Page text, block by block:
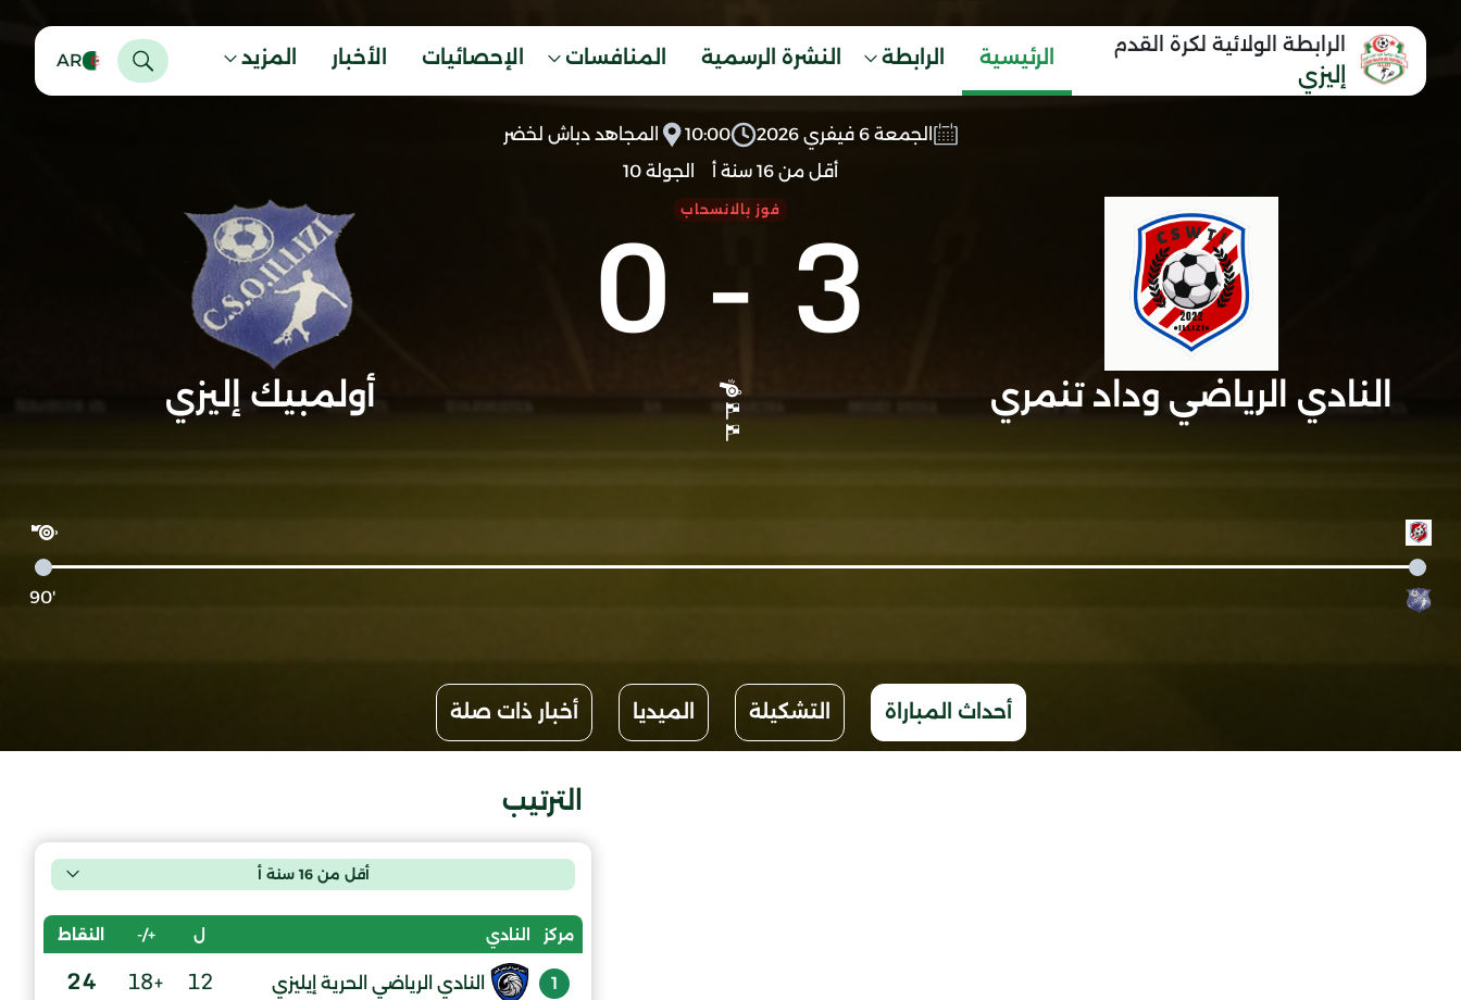
الرابطة الولائية لكرة القدم
إليزي
الرئيسية الرابطة النشرة الرسمية المنافسات الإحصائيات الأخبار المزيد AR
الجمعة 6 فيفري 2026 10:00
المجاهد دباش لخضر
أقل من 16 سنة أ
الجولة 10
النادي الرياضي وداد تنمري
3
-
0 فوز بالانسحاب
أولمبيك إليزي
'90
أحداث المباراة التشكيلة الميديا أخبار ذات صلة
الترتيب
أقل من 16 سنة أ
مركز النادي ل +/- النقاط
1 النادي الرياضي الحرية إيليزي 12
+18
24